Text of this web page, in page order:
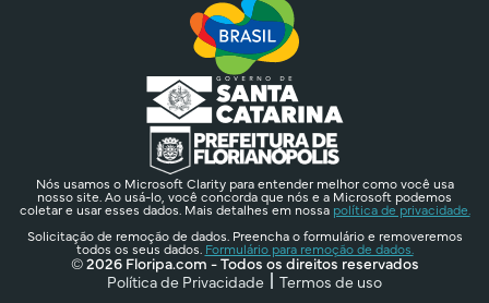
Nós usamos o Microsoft Clarity para entender melhor como você usa
nosso site. Ao usá-lo, você concorda que nós e a Microsoft podemos
coletar e usar esses dados. Mais detalhes em nossa política de privacidade.
Solicitação de remoção de dados. Preencha o formulário e removeremos
todos os seus dados. Formulário para remoção de dados.
© 2026 Floripa.com - Todos os direitos reservados
Política de Privacidade
Termos de uso